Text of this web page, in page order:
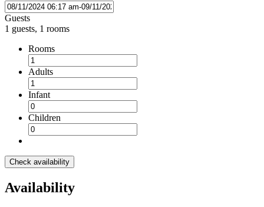
Guests
1 guests, 1 rooms
Rooms
Adults
Infant
Children
Check availability
Availability